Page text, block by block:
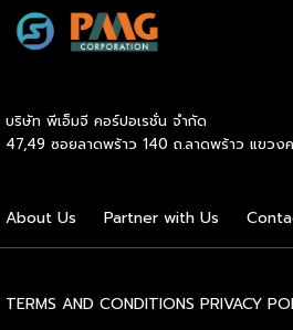
จบในงานด้วยสินเชื่อ และทำเลทองทั่วป
ความรู้โดยผู้ทรงคุณวุฒิคับคั่ง และกิจก
220 ล้านบาท นายพูนพงษ์ นัยนาภา
ธุรกิจการค้า กระทรวงพาณิชย์ กล่าวว่
Thailand & Thailand E-
วงจร […]
บริษัท พีเอ็มจี คอร์ปอเรชั่น จำกัด
47,49 ซอยลาดพร้าว 140 ถ.ลาดพร้าว แขวง
About Us Partner with Us
TERMS AND CONDITIONS PRIVACY